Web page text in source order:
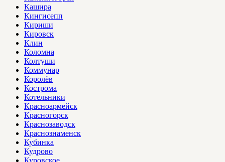
Кашира
Кингисепп
Кириши
Кировск
Клин
Коломна
Колтуши
Коммунар
Королёв
Кострома
Котельники
Красноармейск
Красногорск
Краснозаводск
Краснознаменск
Кубинка
Кудрово
Куровское